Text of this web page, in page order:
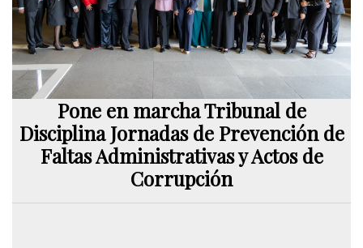
Pone en marcha Tribunal de
Disciplina Jornadas de Prevención de
Faltas Administrativas y Actos de
Corrupción